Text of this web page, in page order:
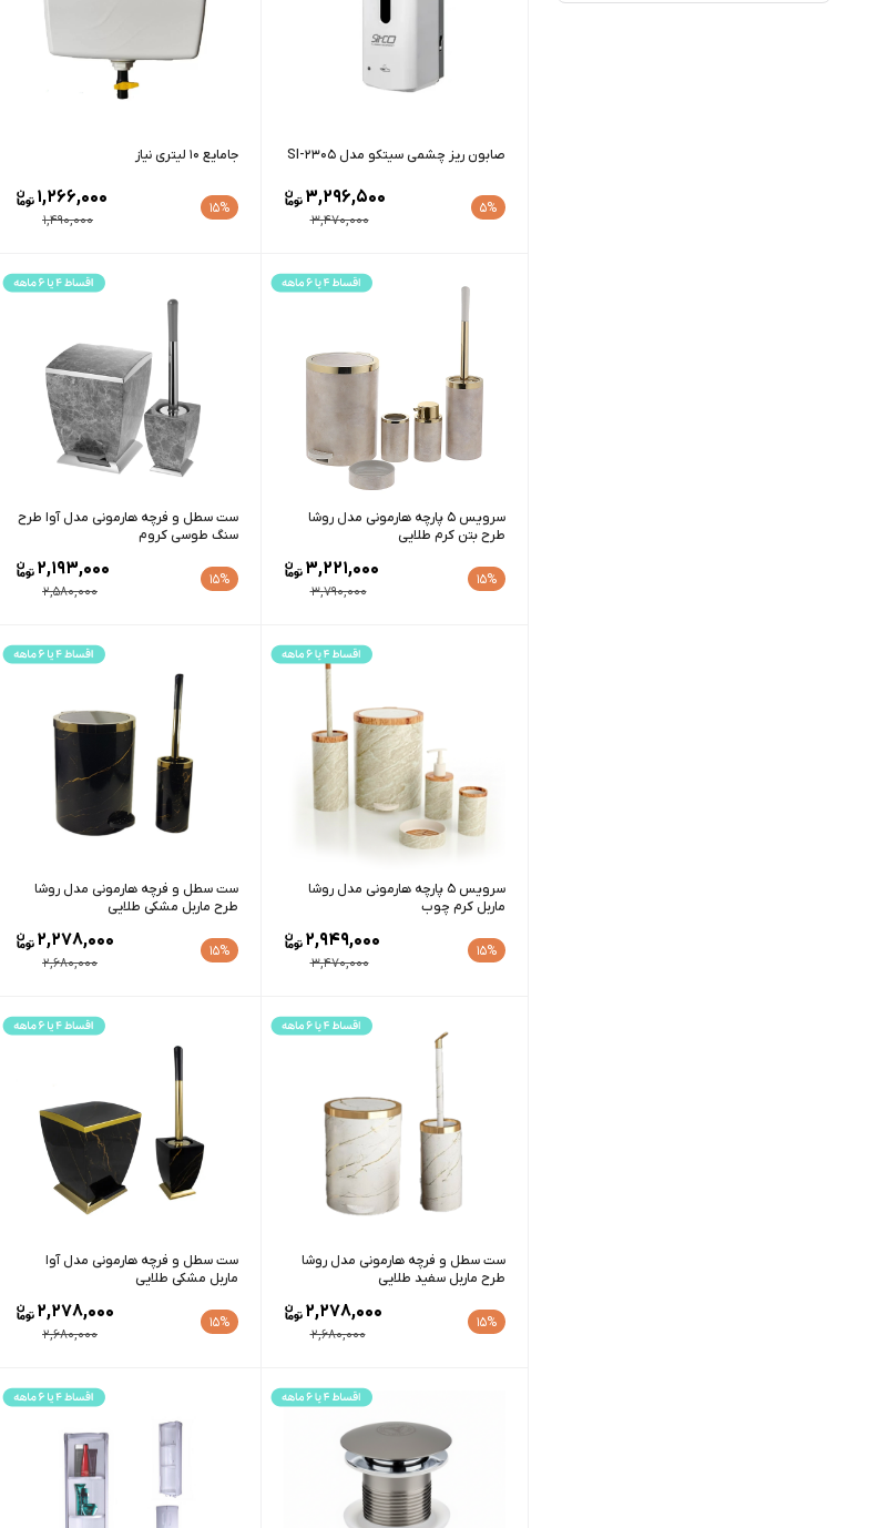
صابون ریز چشمی سیتکو مدل SI-2305
5%
3,470,000
3,296,500
جامایع ۱۰ لیتری نیاز
15%
1,490,000
1,266,000
سرویس 5 پارچه هارمونی مدل روشا
طرح بتن کرم طلایی
15%
3,790,000
3,221,000
ست سطل و فرچه هارمونی مدل آوا طرح
سنگ طوسی کروم
15%
2,580,000
2,193,000
سرویس 5 پارچه هارمونی مدل روشا
ماربل کرم چوب
15%
3,470,000
2,949,000
ست سطل و فرچه هارمونی مدل روشا
طرح ماربل مشکی طلایی
15%
2,680,000
2,278,000
ست سطل و فرچه هارمونی مدل روشا
طرح ماربل سفید طلایی
15%
2,680,000
2,278,000
ست سطل و فرچه هارمونی مدل آوا
ماربل مشکی طلایی
15%
2,680,000
2,278,000